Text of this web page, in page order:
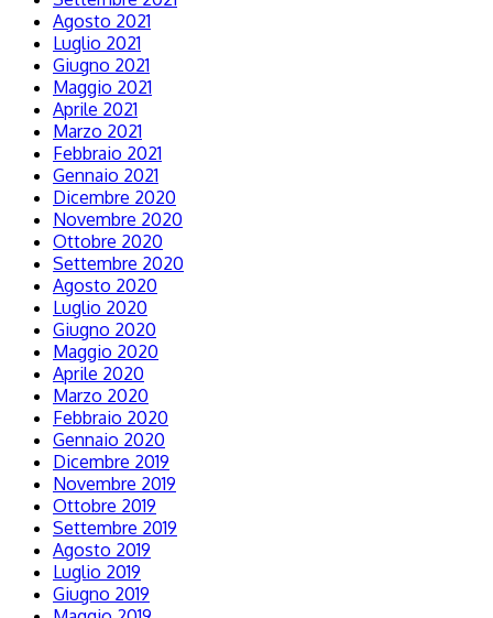
Agosto 2021
Luglio 2021
Giugno 2021
Maggio 2021
Aprile 2021
Marzo 2021
Febbraio 2021
Gennaio 2021
Dicembre 2020
Novembre 2020
Ottobre 2020
Settembre 2020
Agosto 2020
Luglio 2020
Giugno 2020
Maggio 2020
Aprile 2020
Marzo 2020
Febbraio 2020
Gennaio 2020
Dicembre 2019
Novembre 2019
Ottobre 2019
Settembre 2019
Agosto 2019
Luglio 2019
Giugno 2019